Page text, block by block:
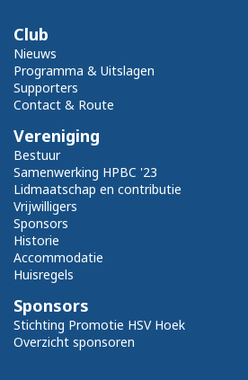
Club
Nieuws
Programma & Uitslagen
Supporters
Contact & Route
Vereniging
Bestuur
Samenwerking HPBC '23
Lidmaatschap en contributie
Vrijwilligers
Sponsors
Historie
Accommodatie
Huisregels
Sponsors
Stichting Promotie HSV Hoek
Overzicht sponsoren